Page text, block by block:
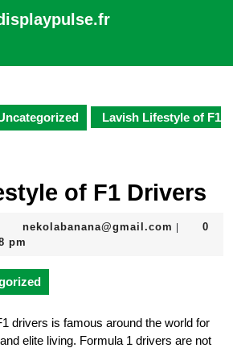
Button
Lavish Lifestyle of F1
of F1 Drivers
nekolabanana@gmail.com
0
pm
drivers is famous around the world for
elite living. Formula 1 drivers are not